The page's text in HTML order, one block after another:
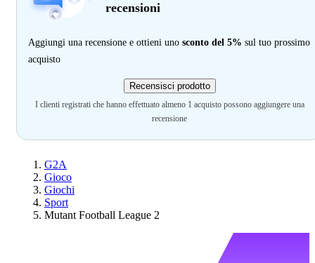
recensioni
Aggiungi una recensione e ottieni uno sconto del 5% sul tuo prossimo
acquisto
Recensisci prodotto
I clienti registrati che hanno effettuato almeno 1 acquisto possono aggiungere una
recensione
G2A
Gioco
Giochi
Sport
Mutant Football League 2